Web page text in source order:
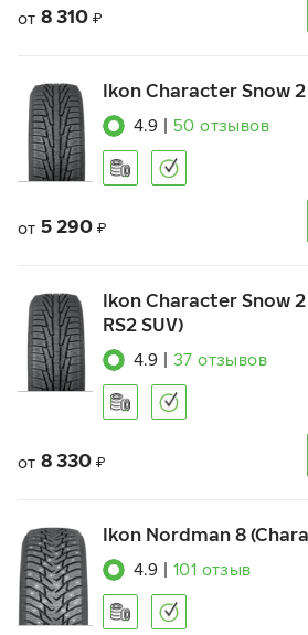
от 8 310 ₽
Ikon Character Snow
4.9 50 отзывов
от 5 290 ₽
Ikon Character Snow
RS2 SUV)
4.9 37 отзывов
от 8 330 ₽
Ikon Nordman 8
4.9 101 отзыв